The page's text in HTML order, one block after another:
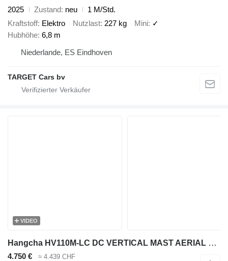
2025
Zustand neu
1 M/Std.
Kraftstoff Elektro Nutzlast 227 kg Mini ✓
Hubhöhe 6,8 m
Niederlande, ES Eindhoven
TARGET Cars bv
VIDEO
Hangcha HV110M-LC DC VERTICAL MAST AERIAL WORK LIFT PLATFORM 1120CM 2025
4.750 € ≈ 4.439 CHF